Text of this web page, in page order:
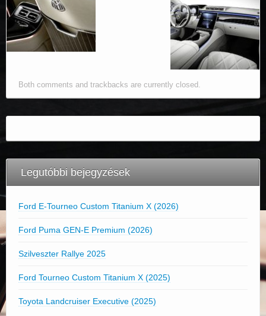
Both comments and trackbacks are currently closed.
Legutóbbi bejegyzések
Ford E-Tourneo Custom Titanium X (2026)
Ford Puma GEN-E Premium (2026)
Szilveszter Rallye 2025
Ford Tourneo Custom Titanium X (2025)
Toyota Landcruiser Executive (2025)